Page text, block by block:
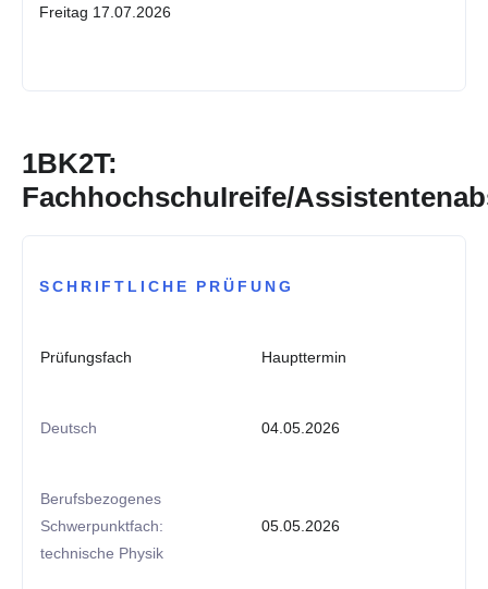
Freitag 17.07.2026
1BK2T:
FachhochschuIreife/
SCHRIFTLICHE PRÜFUNG
Prüfungsfach Haupttermin
Deutsch 04.05.2026
Berufsbezogenes
Schwerpunktfach:
technische Physik
05.05.2026